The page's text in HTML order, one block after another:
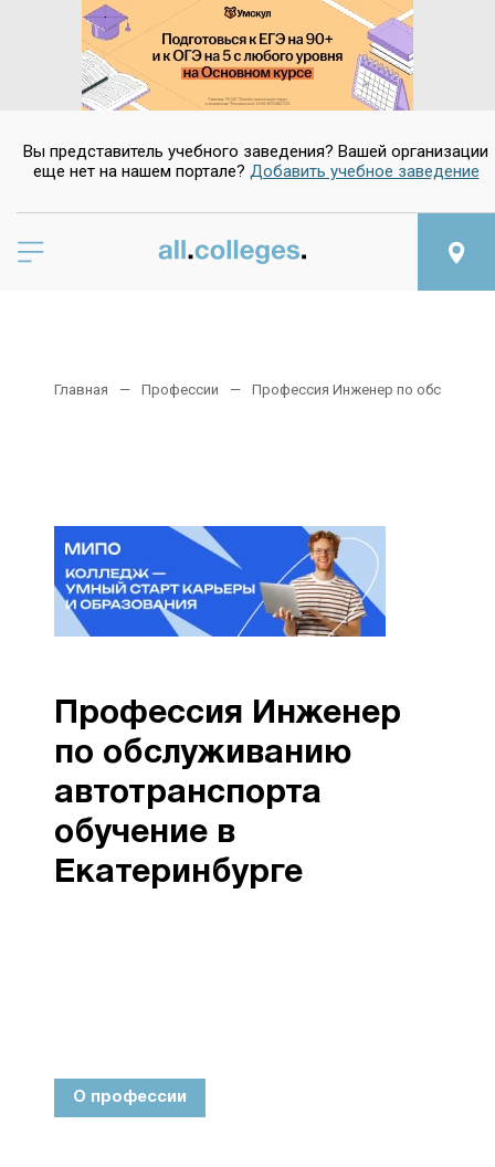
Вы представитель учебного заведения? Вашей организации
еще нет на нашем портале? Добавить учебное заведение
Главная Профессии Профессия Инженер по
Профессия Инженер
по обслуживанию
автотранспорта
обучение в
Екатеринбурге
О профессии